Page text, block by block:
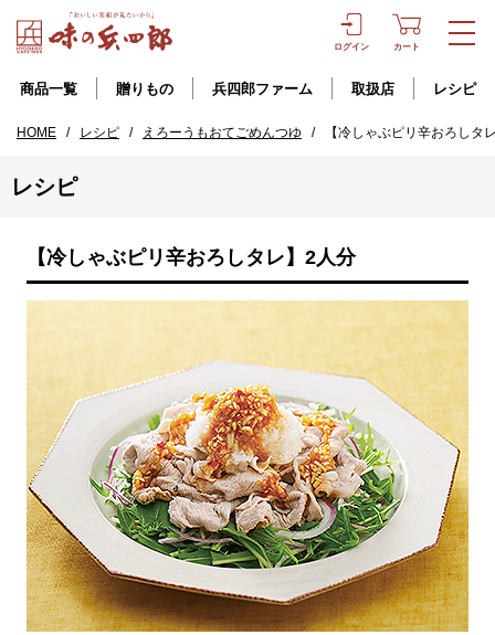
ログイン カート
商品一覧 贈りもの 兵四郎ファーム 取扱店 レシピ
HOME / レシピ / えろーうもおてごめんつゆ / 【冷しゃぶピリ辛おろしタ
レシピ
【冷しゃぶピリ辛おろしタレ】2人分